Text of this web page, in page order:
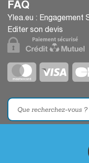
FAQ
Ylea.eu : Engagement
Editer son devis